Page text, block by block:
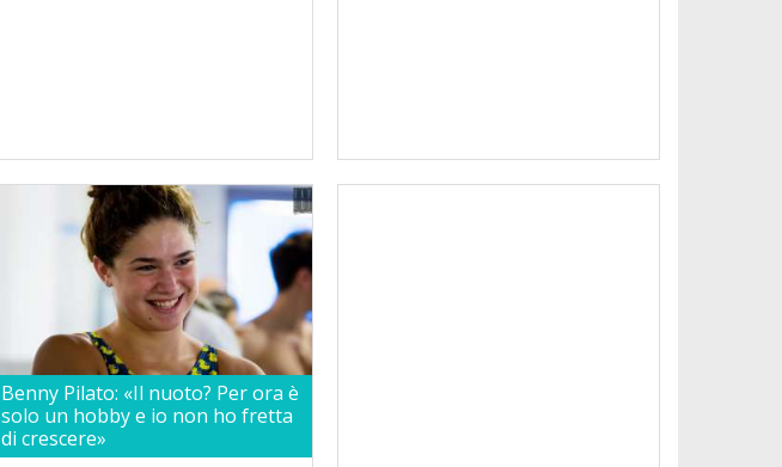
Benny Pilato: «Il nuoto? Per ora è
solo un hobby e io non ho fretta
di crescere»